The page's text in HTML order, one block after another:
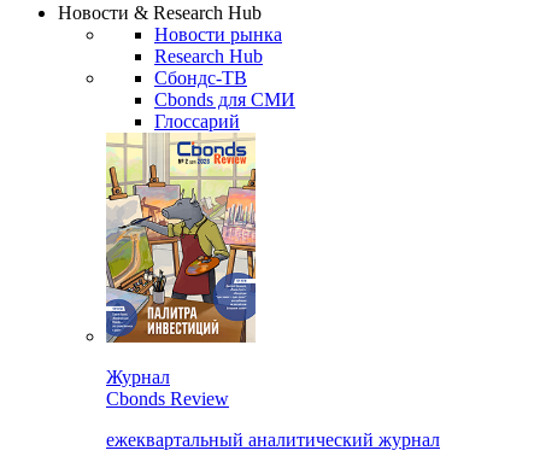
Новости & Research Hub
Новости рынка
Research Hub
Сбондс-ТВ
Cbonds для СМИ
Глоссарий
Журнал
Cbonds Review
ежеквартальный аналитический журнал